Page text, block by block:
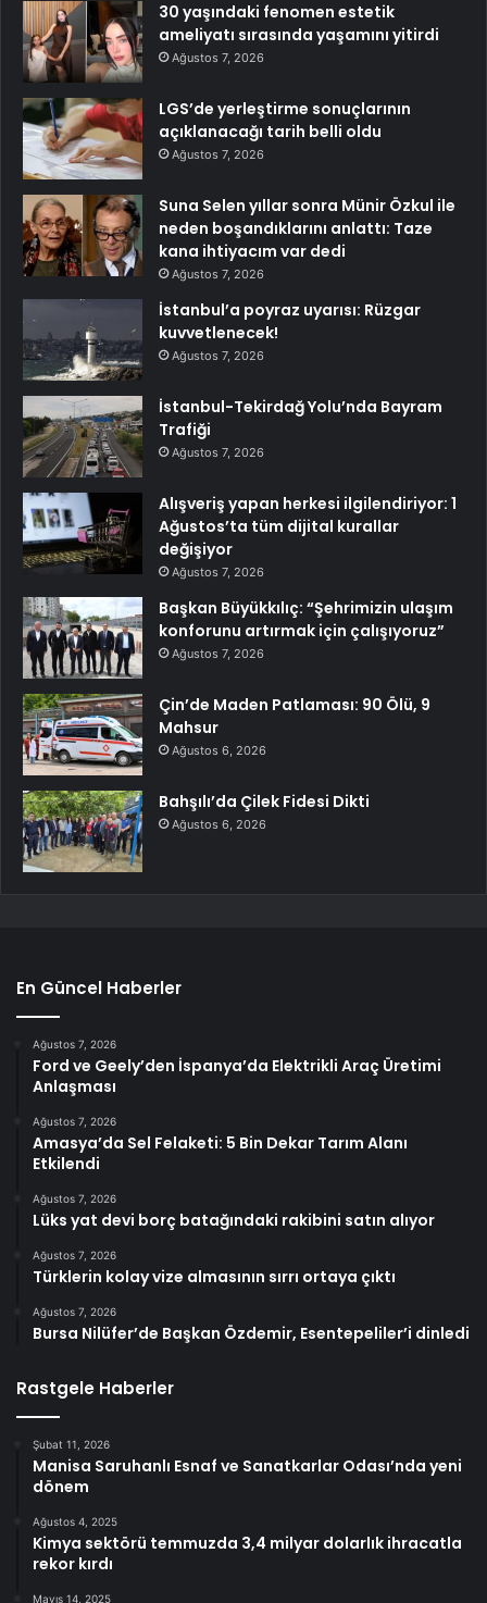
30 yaşındaki fenomen estetik
ameliyatı sırasında yaşamını yitirdi
Ağustos 7, 2026
LGS’de yerleştirme sonuçlarının
açıklanacağı tarih belli oldu
Ağustos 7, 2026
Suna Selen yıllar sonra Münir Özkul ile
neden boşandıklarını anlattı: Taze
kana ihtiyacım var dedi
Ağustos 7, 2026
İstanbul’a poyraz uyarısı: Rüzgar
kuvvetlenecek!
Ağustos 7, 2026
İstanbul-Tekirdağ Yolu’nda Bayram
Trafiği
Ağustos 7, 2026
Alışveriş yapan herkesi ilgilendiriyor: 1
Ağustos’ta tüm dijital kurallar
değişiyor
Ağustos 7, 2026
Başkan Büyükkılıç: “Şehrimizin ulaşım
konforunu artırmak için çalışıyoruz”
Ağustos 7, 2026
Çin’de Maden Patlaması: 90 Ölü, 9
Mahsur
Ağustos 6, 2026
Bahşılı’da Çilek Fidesi Dikti
Ağustos 6, 2026
En Güncel Haberler
Ağustos 7, 2026
Ford ve Geely’den İspanya’da Elektrikli Araç Üretimi
Anlaşması
Ağustos 7, 2026
Amasya’da Sel Felaketi: 5 Bin Dekar Tarım Alanı
Etkilendi
Ağustos 7, 2026
Lüks yat devi borç batağındaki rakibini satın alıyor
Ağustos 7, 2026
Türklerin kolay vize almasının sırrı ortaya çıktı
Ağustos 7, 2026
Bursa Nilüfer’de Başkan Özdemir, Esentepeliler’i dinledi
Rastgele Haberler
Şubat 11, 2026
Manisa Saruhanlı Esnaf ve Sanatkarlar Odası’nda yeni
dönem
Ağustos 4, 2025
Kimya sektörü temmuzda 3,4 milyar dolarlık ihracatla
rekor kırdı
Mayıs 14, 2025